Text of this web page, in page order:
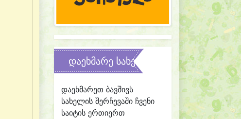
დაეხმარე სახელის შერჩევაში
დაეხმარეთ ბავშივს
სახელის შერჩევაში ჩვენი
საიტის ერთიერთ